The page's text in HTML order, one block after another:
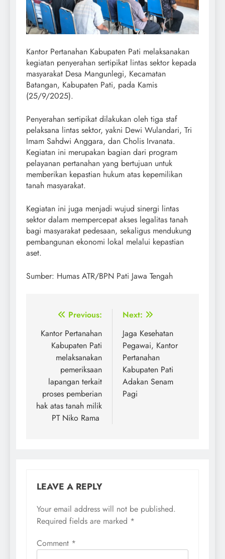
​Kantor Pertanahan Kabupaten Pati melaksanakan
kegiatan penyerahan sertipikat lintas sektor kepada
masyarakat Desa Mangunlegi, Kecamatan
Batangan, Kabupaten Pati, pada Kamis
(25/9/2025).
​Penyerahan sertipikat dilakukan oleh tiga staf
pelaksana lintas sektor, yakni Dewi Wulandari, Tri
Imam Sahdwi Anggara, dan Cholis Irvanata.
Kegiatan ini merupakan bagian dari program
pelayanan pertanahan yang bertujuan untuk
memberikan kepastian hukum atas kepemilikan
tanah masyarakat.
​Kegiatan ini juga menjadi wujud sinergi lintas
sektor dalam mempercepat akses legalitas tanah
bagi masyarakat pedesaan, sekaligus mendukung
pembangunan ekonomi lokal melalui kepastian
aset.
Sumber: Humas ATR/BPN Pati Jawa Tengah
Post
navigation
Previous:
Kantor Pertanahan
Kabupaten Pati
melaksanakan
pemeriksaan
lapangan terkait
proses pemberian
hak atas tanah milik
PT Niko Rama
Next:
Jaga Kesehatan
Pegawai, Kantor
Pertanahan
Kabupaten Pati
Adakan Senam
Pagi
LEAVE A REPLY
Your email address will not be published.
Required fields are marked *
Comment *